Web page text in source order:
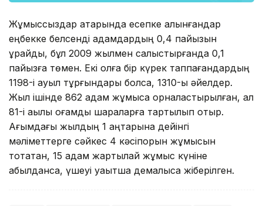
Жұмыссыздар қатарында есепке алынғандар
еңбекке белсенді адамдардың 0,4 пайызын
құрайды, бұл 2009 жылмен салыстырғанда 0,1
пайызға төмен. Екі қолға бір күрек таппағандардың
1198-і ауыл тұрғындары болса, 1310-ы әйелдер.
Жыл ішінде 862 адам жұмысқа орналастырылған, ал
81-і ақылы қоғамдық шараларға тартылып отыр.
Ағымдағы жылдың 1 қаңтарына дейінгі
мәліметтерге сәйкес 4 кәсіпорын жұмысын
тоқтатқан, 15 адам жартылай жұмыс күніне
қабылданса, үшеуі уақытша демалысқа жіберілген.